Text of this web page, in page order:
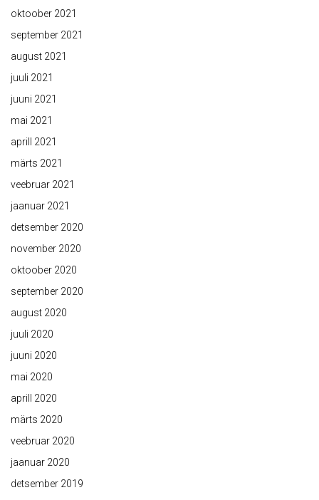
oktoober 2021
september 2021
august 2021
juuli 2021
juuni 2021
mai 2021
aprill 2021
märts 2021
veebruar 2021
jaanuar 2021
detsember 2020
november 2020
oktoober 2020
september 2020
august 2020
juuli 2020
juuni 2020
mai 2020
aprill 2020
märts 2020
veebruar 2020
jaanuar 2020
detsember 2019